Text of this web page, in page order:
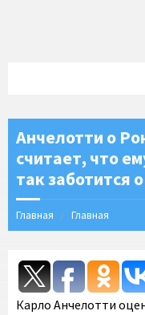
Анчелотти о
считает, что
так заботится
Главная Главная
Карло Анчелотти